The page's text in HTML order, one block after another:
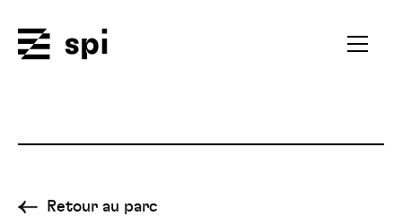
Ouvrir
Retour au parc